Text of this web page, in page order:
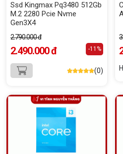
Ssd Kingmax Pq3480 512Gb
M.2 2280 Pcie Nvme
Gen3X4
2.790.000 đ
2.490.000 đ -11%
(0)